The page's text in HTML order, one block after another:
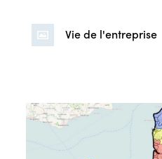
Vie de l'entreprise